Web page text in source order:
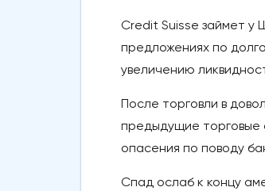
Credit Suisse займет у
предложениях по
увеличению
После торговли в
предыдущие торговые
опасения по поводу
Спад ослаб к концу